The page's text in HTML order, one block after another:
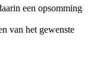
een opsomming
van het gewenste